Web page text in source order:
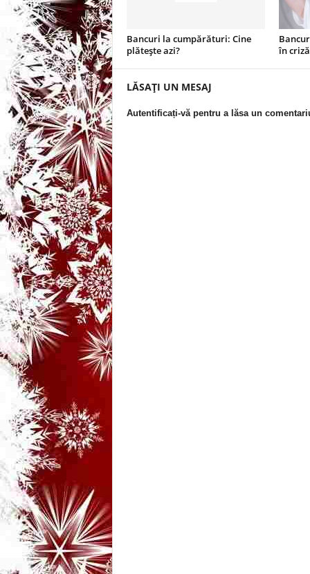
Bancuri la cumpărături: Cine
plătește azi?
în criză
LĂSAȚI UN MESAJ
Autentificați-vă pentru a lăsa un